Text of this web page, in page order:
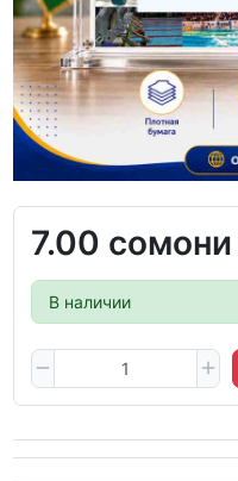
7.00 сомони
В наличии